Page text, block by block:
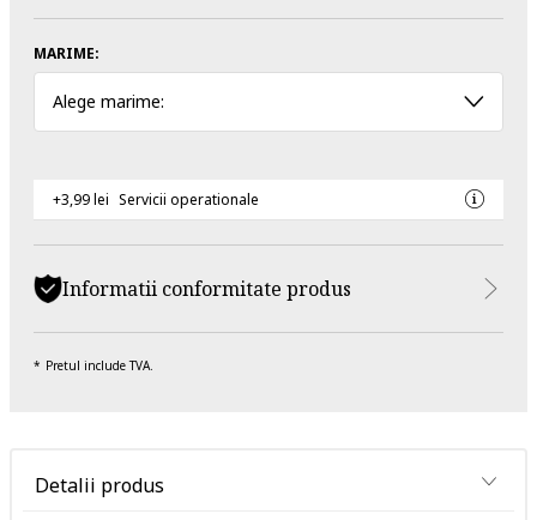
MARIME:
Alege marime:
+3,99 lei Servicii operationale
Informatii conformitate produs
Pretul include TVA.
Detalii produs